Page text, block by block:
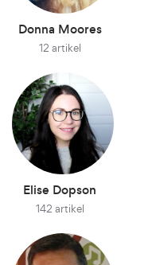
Donna Moores
12 artikel
Elise Dopson
142 artikel